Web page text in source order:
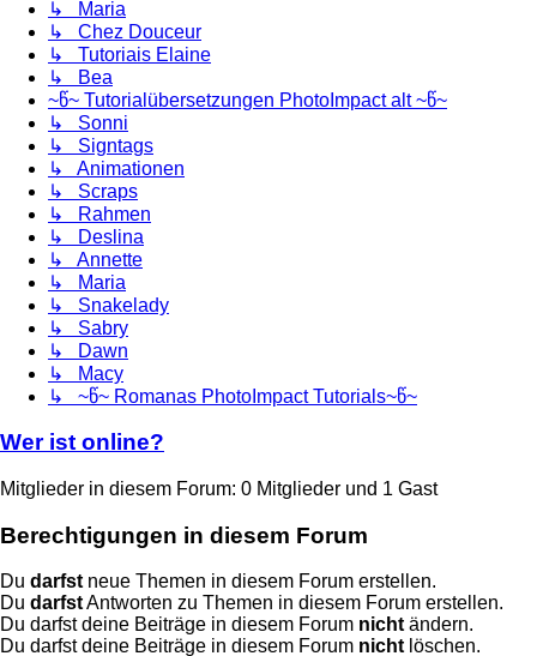
↳ Maria
↳ Chez Douceur
↳ Tutoriais Elaine
↳ Bea
~წ~ Tutorialübersetzungen PhotoImpact alt ~წ~
↳ Sonni
↳ Signtags
↳ Animationen
↳ Scraps
↳ Rahmen
↳ Deslina
↳ Annette
↳ Maria
↳ Snakelady
↳ Sabry
↳ Dawn
↳ Macy
↳ ~წ~ Romanas PhotoImpact Tutorials~წ~
Wer ist online?
Mitglieder in diesem Forum: 0 Mitglieder und 1 Gast
Berechtigungen in diesem Forum
Du darfstneue Themen in diesem Forum erstellen.
Du darfstAntworten zu Themen in diesem Forum erstellen.
Du darfst deine Beiträge in diesem Forum nichtändern.
Du darfst deine Beiträge in diesem Forum nichtlöschen.